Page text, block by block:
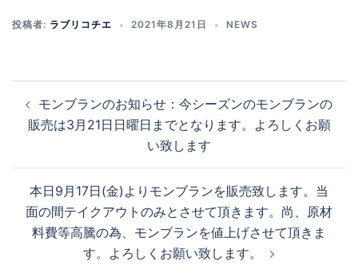
投稿者: ラブリコチエ 2021年8月21日 NEWS
稿
ナ
ー
シ
モンブランのお知らせ：今シーズンのモンブランの
販売は3月21日日曜日までとなります。よろしくお願
い致します
本日9月17日(金)よりモンブランを販売致します。当
面の間テイクアウトのみとさせて頂きます。尚、原材
料費等高騰の為、モンブランを値上げさせて頂きま
す。よろしくお願い致します。